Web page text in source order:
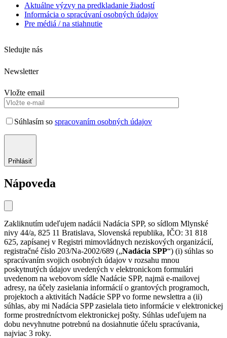
Aktuálne výzvy na predkladanie žiadostí
Informácia o spracúvaní osobných údajov
Pre médiá / na stiahnutie
Sledujte nás
Newsletter
Vložte email
Súhlasím so spracovaním osobných údajov
Prihlásiť
Nápoveda
Zakliknutím udeľujem nadácii Nadácia SPP, so sídlom Mlynské
nivy 44/a, 825 11 Bratislava, Slovenská republika, IČO: 31 818
625, zapísanej v Registri mimovládnych neziskových organizácií,
registračné číslo 203/Na-2002/689 („Nadácia SPP“) (i) súhlas so
spracúvaním svojich osobných údajov v rozsahu mnou
poskytnutých údajov uvedených v elektronickom formulári
uvedenom na webovom sídle Nadácie SPP, najmä e-mailovej
adresy, na účely zasielania informácií o grantových programoch,
projektoch a aktivitách Nadácie SPP vo forme newslettra a (ii)
súhlas, aby mi Nadácia SPP zasielala tieto informácie v elektronickej
forme prostredníctvom elektronickej pošty. Súhlas udeľujem na
dobu nevyhnutne potrebnú na dosiahnutie účelu spracúvania,
najviac 3 roky.